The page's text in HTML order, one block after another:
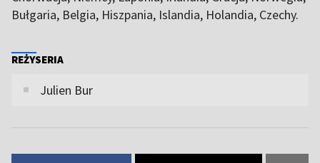
Bułgaria, Belgia, Hiszpania, Islandia, Holandia, Czechy.
REŻYSERIA
Julien Bur